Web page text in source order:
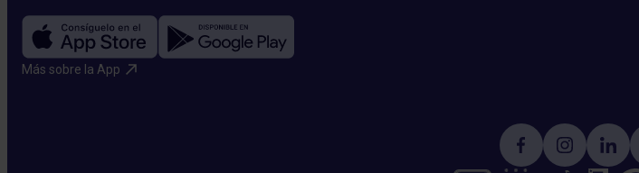
Más sobre la App​